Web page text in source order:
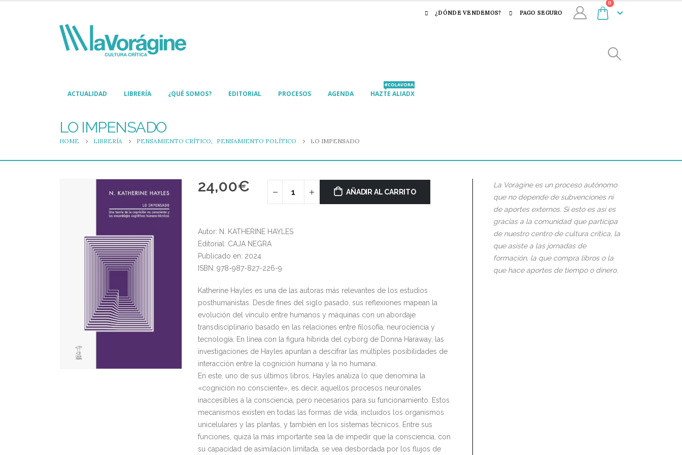
¿DÓNDE VENDEMOS? PAGO SEGURO
0
ACTUALIDAD LIBRERÍA ¿QUÉ SOMOS? EDITORIAL PROCESOS AGENDA HAZTE ALIADX
#COLAVORA
LO IMPENSADO
HOME LIBRERÍA PENSAMIENTO CRÍTICO, PENSAMIENTO POLÍTICO LO IMPENSADO
24,00€ AÑADIR AL CARRITO
Autor: N. KATHERINE HAYLES
Editorial: CAJA NEGRA
Publicado en: 2024
ISBN: 978-987-827-226-9
Katherine Hayles es una de las autoras más relevantes de los estudios
posthumanistas. Desde fines del siglo pasado, sus reflexiones mapean la
evolución del vínculo entre humanos y máquinas con un abordaje
transdisciplinario basado en las relaciones entre filosofía, neurociencia y
tecnología. En línea con la figura híbrida del cyborg de Donna Haraway, las
investigaciones de Hayles apuntan a descifrar las múltiples posibilidades de
interacción entre la cognición humana y la no humana.
En este, uno de sus últimos libros, Hayles analiza lo que denomina la
«cognición no consciente», es decir, aquellos procesos neuronales
inaccesibles a la consciencia, pero necesarios para su funcionamiento. Estos
mecanismos existen en todas las formas de vida, incluidos los organismos
unicelulares y las plantas, y también en los sistemas técnicos. Entre sus
funciones, quizá la más importante sea la de impedir que la consciencia, con
su capacidad de asimilación limitada, se vea desbordada por los flujos de
La Vorágine es un proceso autónomo
que no depende de subvenciones ni
de aportes externos. Si esto es así es
gracias a la comunidad que participa
de nuestro centro de cultura crítica, la
que asiste a las jornadas de
formación, la que compra libros o la
que hace aportes de tiempo o dinero.